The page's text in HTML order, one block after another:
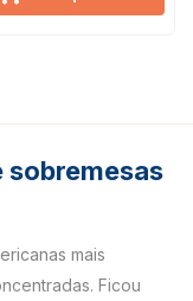
sobremesas
mais
Ficou